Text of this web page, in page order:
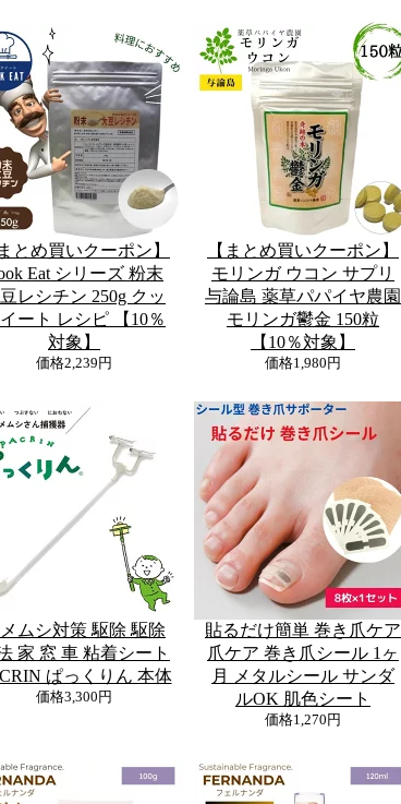
まとめ買いクーポン】
Eat シリーズ 粉末
レシチン 250g クッ
ート レシピ 【10％
対象】
価格2,239円
【まとめ買いクーポン】
モリンガ ウコン サプリ
与論島 薬草パパイヤ農園
モリンガ鬱金 150粒
【10％対象】
価格1,980円
ムシ対策 駆除 駆除
家 窓 車 粘着シート
ぱっくりん 本体
価格3,300円
貼るだけ簡単 巻き爪ケア
爪ケア 巻き爪シール 1ヶ
月 メタルシール サンダ
ルOK 肌色シート
価格1,270円